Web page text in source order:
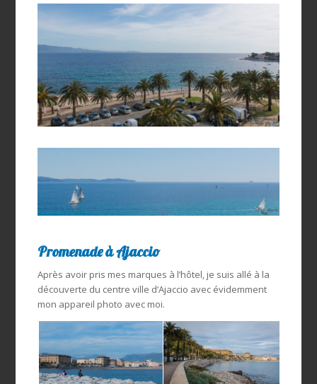
Promenade à Ajaccio
Après avoir pris mes marques à l’hôtel, je suis allé à la
découverte du centre ville d’Ajaccio avec évidemment
mon appareil photo avec moi.